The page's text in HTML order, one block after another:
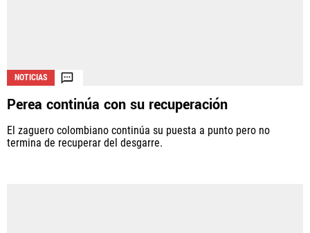
NOTICIAS
Perea continúa con su recuperación
El zaguero colombiano continúa su puesta a punto pero no
termina de recuperar del desgarre.